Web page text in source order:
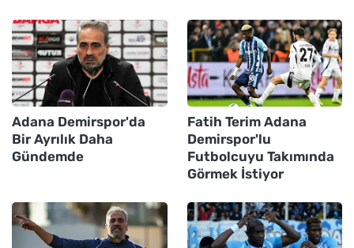
Adana Demirspor'da
Bir Ayrılık Daha
Gündemde
Fatih Terim Adana
Demirspor'lu
Futbolcuyu Takımında
Görmek İstiyor